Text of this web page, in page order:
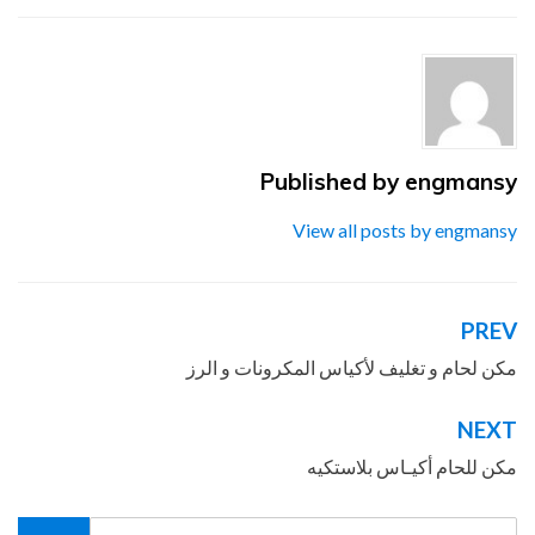
Published by engmansy
View all posts by engmansy
تصفّح
المقالات
PREV
مكن لحام و تغليف لأكياس المكرونات و الرز
NEXT
مكن للحام أكيـاس بلاستكيه